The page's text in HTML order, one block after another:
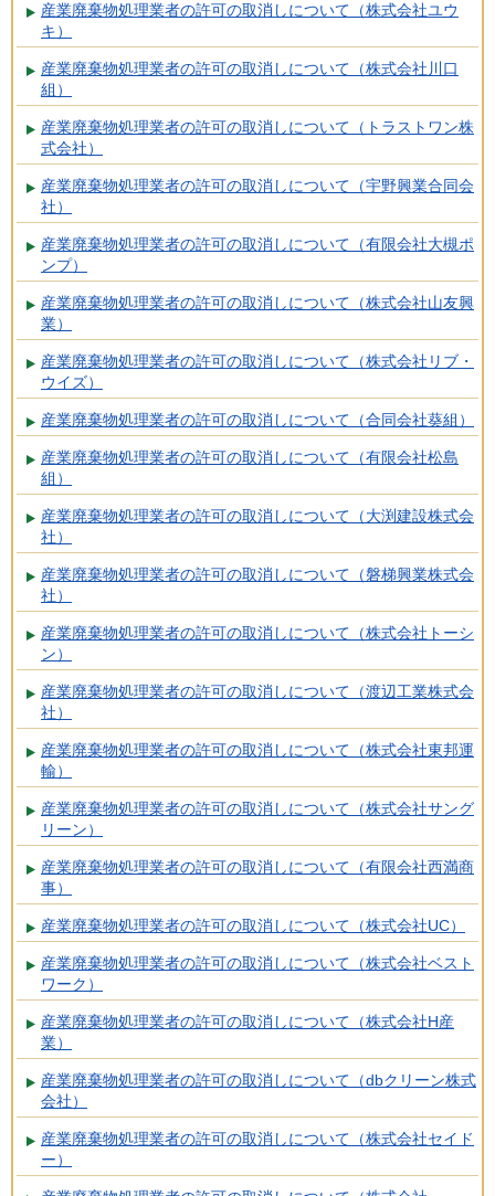
産業廃棄物処理業者の許可の取消しについて（株式会社ユウ
キ）
産業廃棄物処理業者の許可の取消しについて（株式会社川口
組）
産業廃棄物処理業者の許可の取消しについて（トラストワン株
式会社）
産業廃棄物処理業者の許可の取消しについて（宇野興業合同会
社）
産業廃棄物処理業者の許可の取消しについて（有限会社大槻ポ
ンプ）
産業廃棄物処理業者の許可の取消しについて（株式会社山友興
業）
産業廃棄物処理業者の許可の取消しについて（株式会社リブ・
ウイズ）
産業廃棄物処理業者の許可の取消しについて（合同会社葵組）
産業廃棄物処理業者の許可の取消しについて（有限会社松島
組）
産業廃棄物処理業者の許可の取消しについて（大渕建設株式会
社）
産業廃棄物処理業者の許可の取消しについて（磐梯興業株式会
社）
産業廃棄物処理業者の許可の取消しについて（株式会社トーシ
ン）
産業廃棄物処理業者の許可の取消しについて（渡辺工業株式会
社）
産業廃棄物処理業者の許可の取消しについて（株式会社東邦運
輸）
産業廃棄物処理業者の許可の取消しについて（株式会社サング
リーン）
産業廃棄物処理業者の許可の取消しについて（有限会社西満商
事）
産業廃棄物処理業者の許可の取消しについて（株式会社UC）
産業廃棄物処理業者の許可の取消しについて（株式会社ベスト
ワーク）
産業廃棄物処理業者の許可の取消しについて（株式会社H産
業）
産業廃棄物処理業者の許可の取消しについて（dbクリーン株式
会社）
産業廃棄物処理業者の許可の取消しについて（株式会社セイド
ー）